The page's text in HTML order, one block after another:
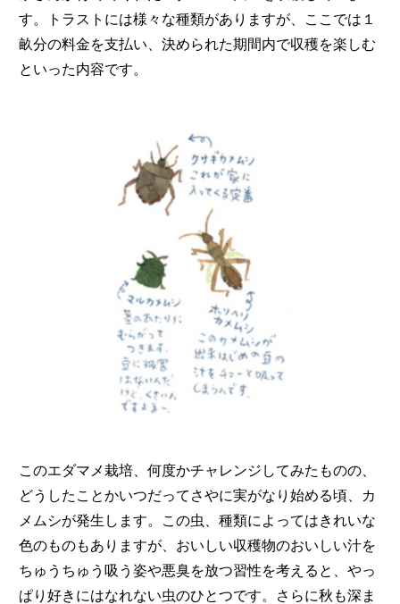
す。トラストには様々な種類がありますが、ここでは１
畝分の料金を支払い、決められた期間内で収穫を楽しむ
といった内容です。
このエダマメ栽培、何度かチャレンジしてみたものの、
どうしたことかいつだってさやに実がなり始める頃、カ
メムシが発生します。この虫、種類によってはきれいな
色のものもありますが、おいしい収穫物のおいしい汁を
ちゅうちゅう吸う姿や悪臭を放つ習性を考えると、やっ
ぱり好きにはなれない虫のひとつです。さらに秋も深ま